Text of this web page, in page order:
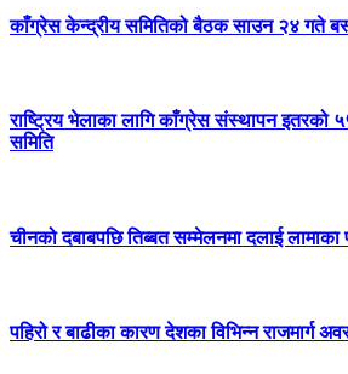
काँग्रेस केन्द्रीय समितिको बैठक साउन २४ गते
राष्ट्रिय भेलाका लागि काँग्रेस संस्थापन
समिति
चीनको दबाबपछि तिब्बत सम्मेलनमा दलाई
पहिरो र बाढीका कारण देशका विभिन्न राजमार्ग